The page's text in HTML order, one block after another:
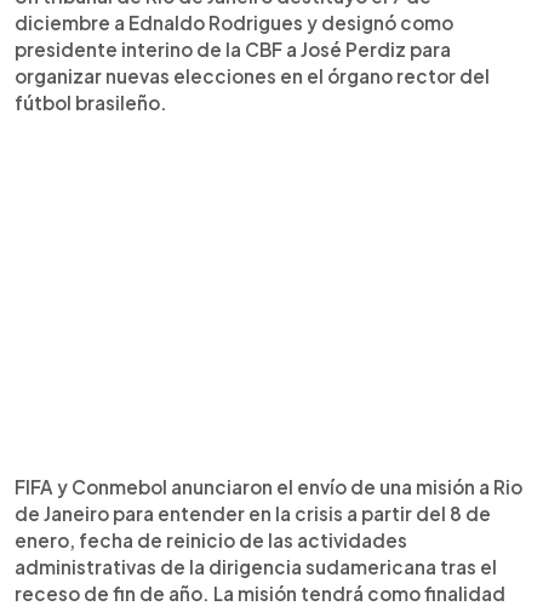
diciembre a Ednaldo Rodrigues y designó como
presidente interino de la CBF a José Perdiz para
organizar nuevas elecciones en el órgano rector del
fútbol brasileño.
FIFA y Conmebol anunciaron el envío de una misión a Rio
de Janeiro para entender en la crisis a partir del 8 de
enero, fecha de reinicio de las actividades
administrativas de la dirigencia sudamericana tras el
receso de fin de año. La misión tendrá como finalidad